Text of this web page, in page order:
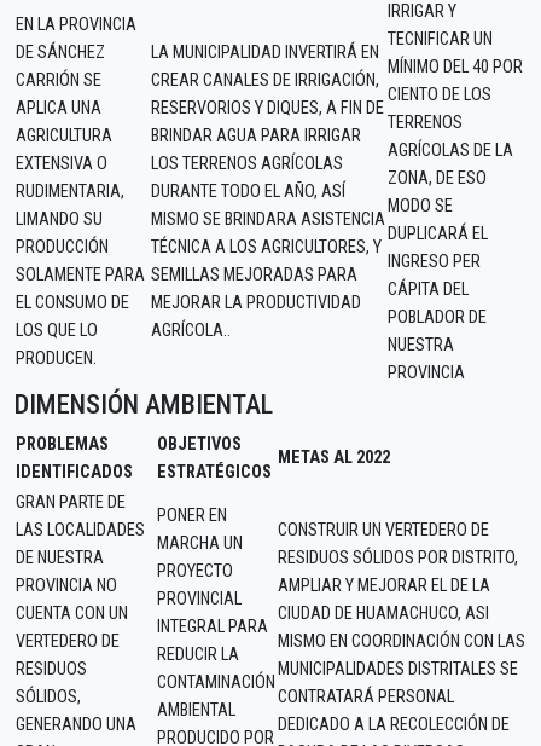
EN LA PROVINCIA
DE SÁNCHEZ
CARRIÓN SE
APLICA UNA
AGRICULTURA
EXTENSIVA O
RUDIMENTARIA,
LIMANDO SU
PRODUCCIÓN
SOLAMENTE PARA
EL CONSUMO DE
LOS QUE LO
PRODUCEN.
LA MUNICIPALIDAD INVERTIRÁ EN
CREAR CANALES DE IRRIGACIÓN,
RESERVORIOS Y DIQUES, A FIN DE
BRINDAR AGUA PARA IRRIGAR
LOS TERRENOS AGRÍCOLAS
DURANTE TODO EL AÑO, ASÍ
MISMO SE BRINDARA ASISTENCIA
TÉCNICA A LOS AGRICULTORES, Y
SEMILLAS MEJORADAS PARA
MEJORAR LA PRODUCTIVIDAD
AGRÍCOLA..
IRRIGAR Y
TECNIFICAR UN
MÍNIMO DEL 40 POR
CIENTO DE LOS
TERRENOS
AGRÍCOLAS DE LA
ZONA, DE ESO
MODO SE
DUPLICARÁ EL
INGRESO PER
CÁPITA DEL
POBLADOR DE
NUESTRA
PROVINCIA
DIMENSIÓN AMBIENTAL
PROBLEMAS
IDENTIFICADOS
OBJETIVOS
ESTRATÉGICOS
METAS AL 2022
GRAN PARTE DE
LAS LOCALIDADES
DE NUESTRA
PROVINCIA NO
CUENTA CON UN
VERTEDERO DE
RESIDUOS
SÓLIDOS,
GENERANDO UNA
PONER EN
MARCHA UN
PROYECTO
PROVINCIAL
INTEGRAL PARA
REDUCIR LA
CONTAMINACIÓN
AMBIENTAL
PRODUCIDO POR
CONSTRUIR UN VERTEDERO DE
RESIDUOS SÓLIDOS POR DISTRITO,
AMPLIAR Y MEJORAR EL DE LA
CIUDAD DE HUAMACHUCO, ASI
MISMO EN COORDINACIÓN CON LAS
MUNICIPALIDADES DISTRITALES SE
CONTRATARÁ PERSONAL
DEDICADO A LA RECOLECCIÓN DE